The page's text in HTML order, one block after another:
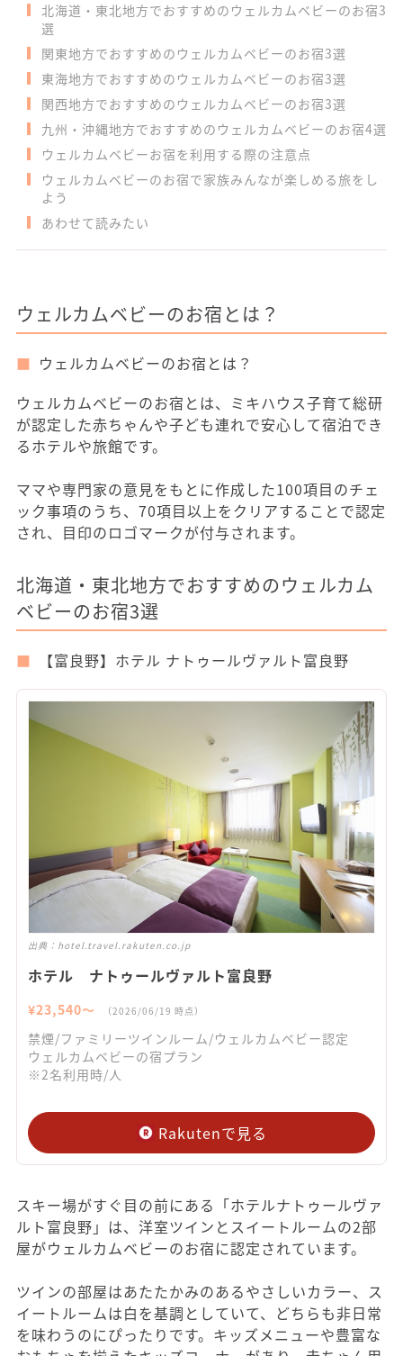
北海道・東北地方でおすすめのウェルカムベビーのお宿3
選
関東地方でおすすめのウェルカムベビーのお宿3選
東海地方でおすすめのウェルカムベビーのお宿3選
関西地方でおすすめのウェルカムベビーのお宿3選
九州・沖縄地方でおすすめのウェルカムベビーのお宿4選
ウェルカムベビーお宿を利用する際の注意点
ウェルカムベビーのお宿で家族みんなが楽しめる旅をし
よう
あわせて読みたい
ウェルカムベビーのお宿とは？
ウェルカムベビーのお宿とは？
ウェルカムベビーのお宿とは、ミキハウス子育て総研
が認定した赤ちゃんや子ども連れで安心して宿泊でき
るホテルや旅館です。
ママや専門家の意見をもとに作成した100項目のチェ
ック事項のうち、70項目以上をクリアすることで認定
され、目印のロゴマークが付与されます。
北海道・東北地方でおすすめのウェルカム
ベビーのお宿3選
【富良野】ホテル ナトゥールヴァルト富良野
出典： hotel.travel.rakuten.co.jp
ホテル ナトゥールヴァルト富良野
¥23,540〜 （2026/06/19 時点）
禁煙/ファミリーツインルーム/ウェルカムベビー認定
ウェルカムベビーの宿プラン
※2名利用時/人
Rakutenで見る
スキー場がすぐ目の前にある「ホテルナトゥールヴァ
ルト富良野」は、洋室ツインとスイートルームの2部
屋がウェルカムベビーのお宿に認定されています。
ツインの部屋はあたたかみのあるやさしいカラー、ス
イートルームは白を基調としていて、どちらも非日常
を味わうのにぴったりです。キッズメニューや豊富な